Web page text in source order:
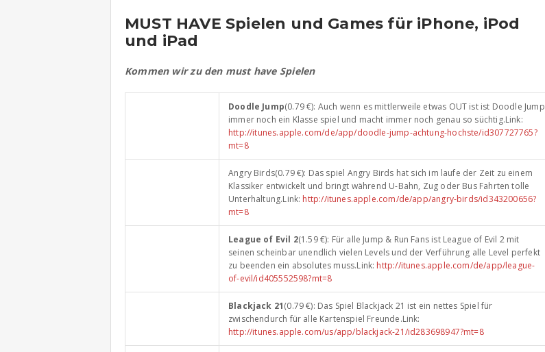
MUST HAVE Spielen und Games für iPhone, iPod
und iPad
Kommen wir zu den must have Spielen
Doodle Jump(0.79 €): Auch wenn es mittlerweile etwas OUT ist ist Doodle Jump
immer noch ein Klasse spiel und macht immer noch genau so süchtig.Link:
http://itunes.apple.com/de/app/doodle-jump-achtung-hochste/id307727765?
mt=8
Angry Birds(0.79 €): Das spiel Angry Birds hat sich im laufe der Zeit zu einem
Klassiker entwickelt und bringt während U-Bahn, Zug oder Bus Fahrten tolle
Unterhaltung.Link: http://itunes.apple.com/de/app/angry-birds/id343200656?
mt=8
League of Evil 2(1.59 €): Für alle Jump & Run Fans ist League of Evil 2 mit
seinen scheinbar unendlich vielen Levels und der Verführung alle Level perfekt
zu beenden ein absolutes muss.Link: http://itunes.apple.com/de/app/league-
of-evil/id405552598?mt=8
Blackjack 21(0.79 €): Das Spiel Blackjack 21 ist ein nettes Spiel für
zwischendurch für alle Kartenspiel Freunde.Link:
http://itunes.apple.com/us/app/blackjack-21/id283698947?mt=8